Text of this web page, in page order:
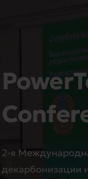
2-я
декарбонизации